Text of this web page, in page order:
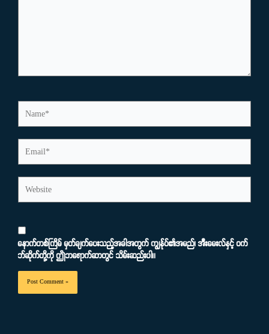
နောက်တစ်ကြိမ် မှတ်ချက်ပေးသည့်အခါအတွက် ကျွန်ုပ်၏အမည်၊ အီးမေးလ်နှင့် ဝက်
ဘ်ဆိုက်တို့ကို ဤဘရောက်ဆာတွင် သိမ်းဆည်းပါ။